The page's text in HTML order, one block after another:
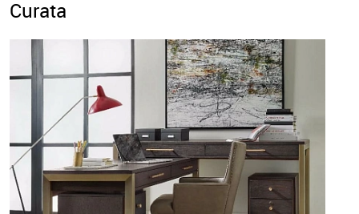
Curata